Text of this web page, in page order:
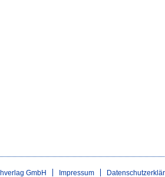
GmbH Impressum